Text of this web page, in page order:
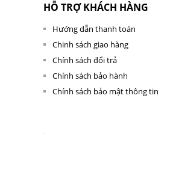
HỖ TRỢ KHÁCH HÀNG
Hướng dẫn thanh toán
Chinh sách giao hàng
Chính sách đổi trả
Chính sách bảo hành
Chính sách bảo mật thông tin